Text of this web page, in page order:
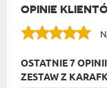
OPINIE
OSTATNIE 7
ZESTAW Z